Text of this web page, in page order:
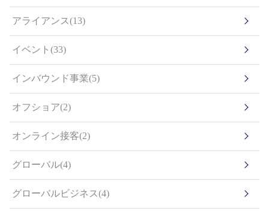
アライアンス(13)
イベント(33)
インバウンド事業(5)
オフショア(2)
オンライン接客(2)
グローバル(4)
グローバルビジネス(4)